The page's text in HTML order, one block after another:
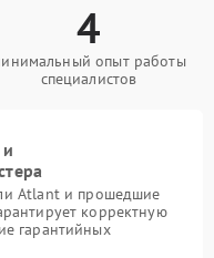
4
опыт работы
специалистов
Atlant и прошедшие
корректную
гарантийных